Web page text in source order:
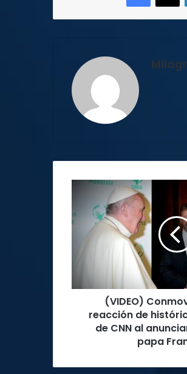
(VIDEO)
Conmovedor:
vea
la
reacción
corresponsal
de
anunciar
(VIDEO)
reacción de
de CNN al
papa